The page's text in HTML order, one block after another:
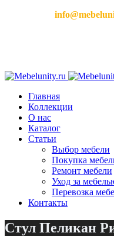
Главная
Коллекции
О нас
Каталог
Статьи
Выбор мебели
Покупка
Ремонт мебели
Уход за
Перевозка
Контакты
Стул Пеликан